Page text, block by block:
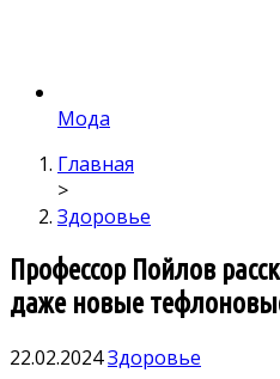
Мода
Главная
>
Здоровье
Профессор Пойлов
даже новые
22.02.2024Здоровье